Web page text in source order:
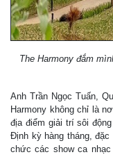
The Harmony đắm
Anh Trần Ngọc Tuấn,
Harmony không chỉ là
địa điểm giải trí sôi
Định kỳ hàng tháng,
chức các show ca